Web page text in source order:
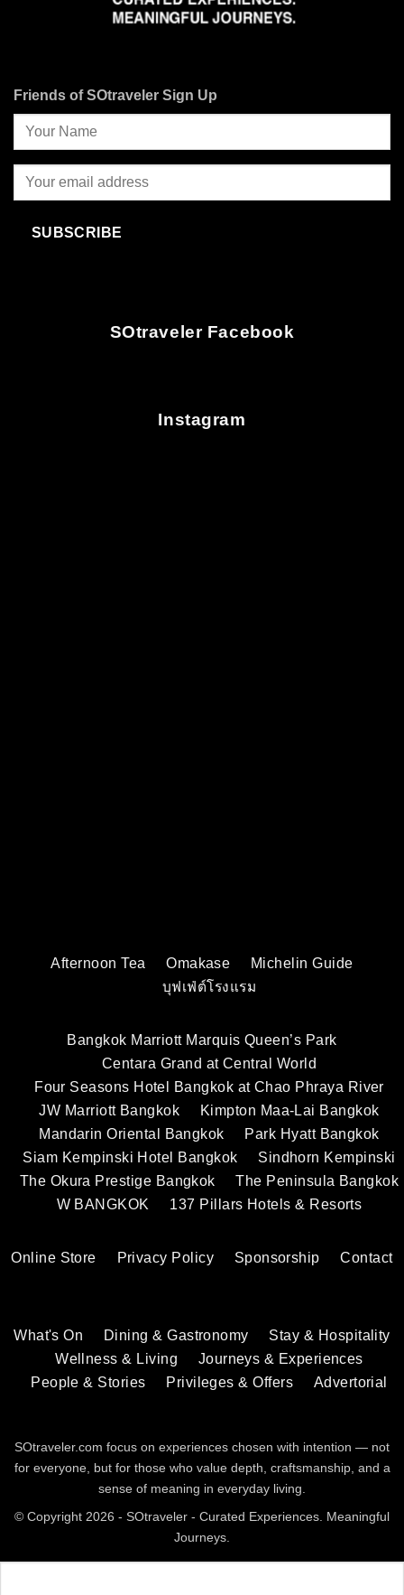
Friends of SOtraveler Sign Up
SUBSCRIBE
SOtraveler Facebook
Instagram
Afternoon Tea Omakase
Michelin Guide
บุฟเฟ่ต์โรงแรม
Bangkok Marriott Marquis Queen’s Park
Centara Grand at Central World
Four Seasons Hotel Bangkok at Chao Phraya River
JW Marriott Bangkok
Kimpton Maa-Lai Bangkok
Mandarin Oriental Bangkok
Park Hyatt Bangkok
Siam Kempinski Hotel Bangkok
Sindhorn Kempinski
The Okura Prestige Bangkok
The Peninsula Bangkok
W BANGKOK
137 Pillars Hotels & Resorts
Online Store Privacy Policy Sponsorship Contact
What's On Dining & Gastronomy
Stay & Hospitality
Wellness & Living
Journeys & Experiences
People & Stories
Privileges & Offers Advertorial
SOtraveler.com focus on experiences chosen with intention — not
for everyone, but for those who value depth, craftsmanship, and a
sense of meaning in everyday living.
© Copyright 2026 - SOtraveler - Curated Experiences. Meaningful
Journeys.